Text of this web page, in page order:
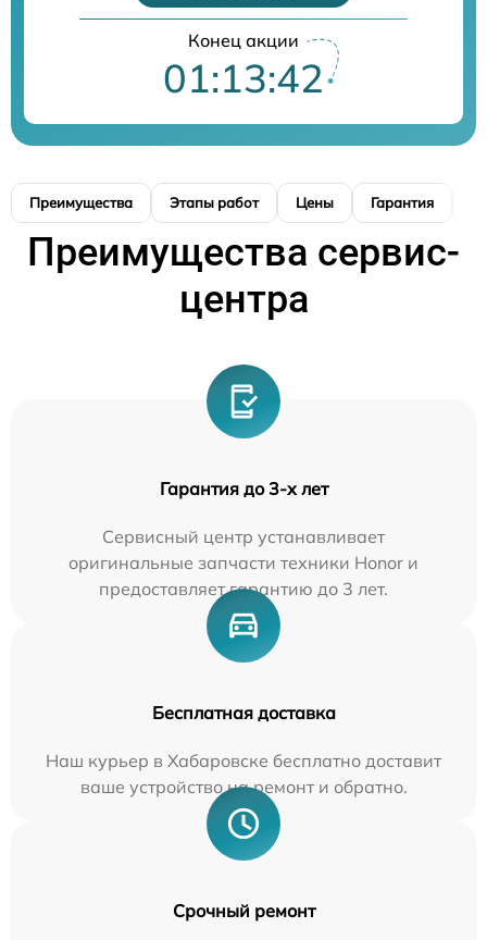
Конец акции
01:13:41
Преимущества Этапы работ Цены Гарантия
Преимущества сервис-
центра
Гарантия до 3-х лет
Сервисный центр устанавливает
оригинальные запчасти техники Honor и
предоставляет гарантию до 3 лет.
Бесплатная доставка
Наш курьер в Хабаровске бесплатно доставит
ваше устройство на ремонт и обратно.
Срочный ремонт